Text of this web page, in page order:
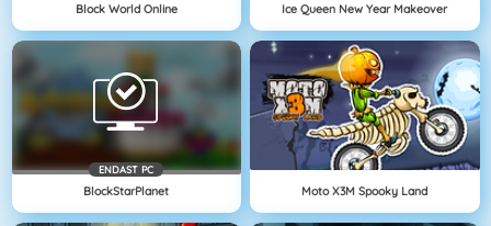
Block World Online Ice Queen New Year Makeover
ENDAST PC
BlockStarPlanet Moto X3M Spooky Land